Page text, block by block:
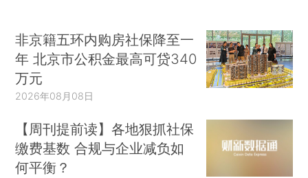
非京籍五环内购房社保降至一
年 北京市公积金最高可贷340
万元
2026年08月08日
【周刊提前读】各地狠抓社保
缴费基数 合规与企业减负如
何平衡？